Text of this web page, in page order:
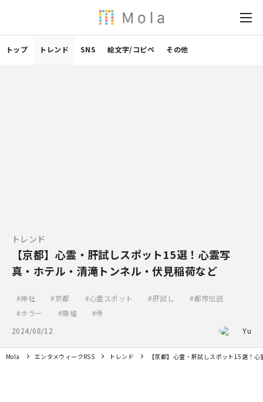
トップ トレンド SNS 絵文字/コピペ その他
トレンド
【京都】心霊・肝試しスポット15選！心霊写
真・ホテル・清滝トンネル・伏見稲荷など
神社 京都 心霊スポット 肝試し
都市伝説
ホラー
廃墟
寺
2024/08/12
Yu
Mola エンタメウィークRSS トレンド 【京都】心霊・肝試しスポット15選！